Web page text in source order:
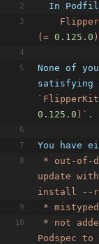
In
(= 0.125 .0 )
None of
satisfying
0.125 .0 )`.
You have
*
out-of-
update with
install
--
* mistyped
*
not
Podspec to